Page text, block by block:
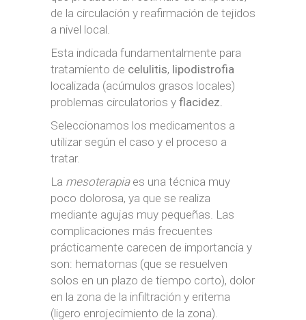
de la circulación y reafirmación de tejidos
a nivel local.
Esta indicada fundamentalmente para
tratamiento de celulitis, lipodistrofia
localizada (acúmulos grasos locales)
problemas circulatorios y flacidez.
Seleccionamos los medicamentos a
utilizar según el caso y el proceso a
tratar.
La mesoterapiaes una técnica muy
poco dolorosa, ya que se realiza
mediante agujas muy pequeñas. Las
complicaciones más frecuentes
prácticamente carecen de importancia y
son: hematomas (que se resuelven
solos en un plazo de tiempo corto), dolor
en la zona de la infiltración y eritema
(ligero enrojecimiento de la zona).